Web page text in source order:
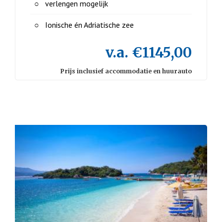
verlengen mogelijk
Ionische én Adriatische zee
v.a. €1145,00
Prijs inclusief accommodatie en huurauto